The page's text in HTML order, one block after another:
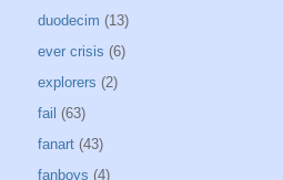
duodecim (13)
ever crisis (6)
explorers (2)
fail (63)
fanart (43)
fanboys (4)